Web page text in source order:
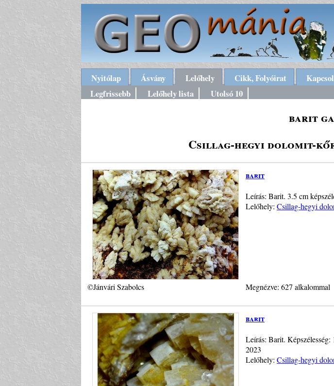
Nyitólap Ásvány Lelőhely Cikk, Folyóirat
Legfrissebb
Lelőhely lista Utolsó 10
barit
Csillag-hegyi dolomit-
barit
Leírás: Barit. 3.5 cm
Lelőhely: Csillag-hegyi
©Jánvári Szabolcs Megnézve: 627 alkalommal
barit
Leírás: Barit.
2023
Lelőhely: Csillag-hegyi